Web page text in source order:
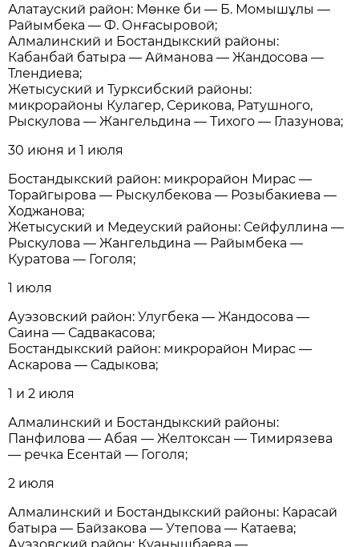
Алатауский район: Мөнке би — Б. Момышұлы —
Райымбека — Ф. Онғасыровой;
Алмалинский и Бостандыкский районы:
Кабанбай батыра — Айманова — Жандосова —
Тлендиева;
Жетысуский и Турксибский районы:
микрорайоны Кулагер, Серикова, Ратушного,
Рыскулова — Жангельдина — Тихого — Глазунова;
30 июня и 1 июля
Бостандыкский район: микрорайон Мирас —
Торайгырова — Рыскулбекова — Розыбакиева —
Ходжанова;
Жетысуский и Медеуский районы: Сейфуллина —
Рыскулова — Жангельдина — Райымбека —
Куратова — Гоголя;
1 июля
Ауэзовский район: Улугбека — Жандосова —
Саина — Садвакасова;
Бостандыкский район: микрорайон Мирас —
Аскарова — Садыкова;
1 и 2 июля
Алмалинский и Бостандыкский районы:
Панфилова — Абая — Желтоксан — Тимирязева
— речка Есентай — Гоголя;
2 июля
Алмалинский и Бостандыкский районы: Карасай
батыра — Байзакова — Утепова — Катаева;